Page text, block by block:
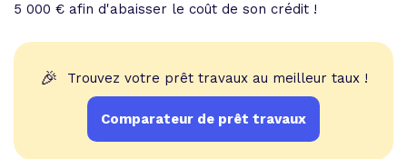
5 000 € afin d'abaisser le coût de son crédit !
🎉 Trouvez votre prêt travaux au meilleur taux !
Comparateur de prêt travaux